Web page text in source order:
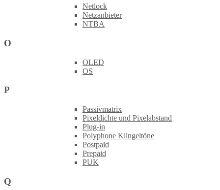
Netlock
Netzanbieter
NTBA
O
OLED
OS
P
Passivmatrix
Pixeldichte und Pixelabstand
Plug-in
Polyphone Klingeltöne
Postpaid
Prepaid
PUK
Q